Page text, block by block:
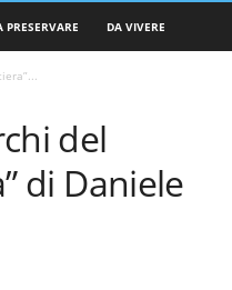
PRESERVARE DA VIVERE
del
di Daniele